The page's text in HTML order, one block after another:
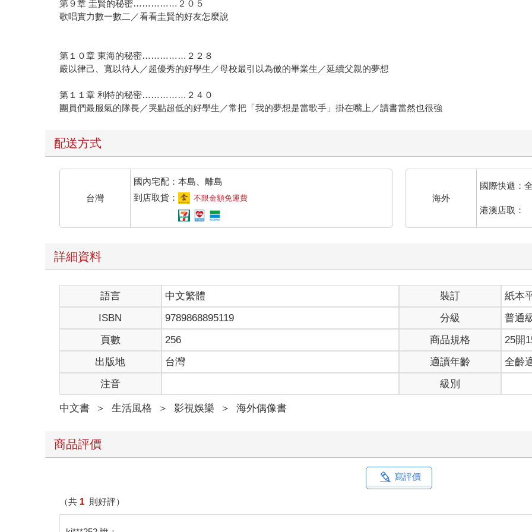
第９章 圭賢的秘密……………２０５
歌唱實力數一數二／看看圭賢的好友怎麼說
第１０章 東海的秘密……………２２８
嚴以律己、寬以待人／超優秀的好學生／母校最引以為傲的畢業生／延續父親的夢想
第１１章 利特的秘密……………２４０
團員們最服氣的隊長／哭點超低的好學生／常把「我的夢想是當歌手」掛在嘴上／讀書當然也很強
配送方式
台灣
國內宅配：本島、離島
到店取貨：
不限金額免運費 海外
國際快遞：
港澳店取：
詳細資料
語言 中文繁體 裝訂
紙本
ISBN
9789868895119 分級
普通
頁數
256 商品規格
25開
出版地
台灣 適讀年齡
全齡
注音
級別
中文書 ＞ 生活風格 ＞ 影視娛樂 ＞ 海外偶像書
商品評價
寫評價
（共 1 則好評）